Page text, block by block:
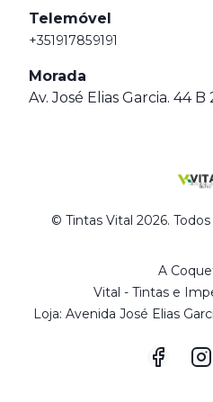
© Tintas Vital 2026.
A
Vital - Tintas e
Loja: Avenida José Elias
Telemóvel
+351917859191
Morada
Av. José Elias Garcia. 44